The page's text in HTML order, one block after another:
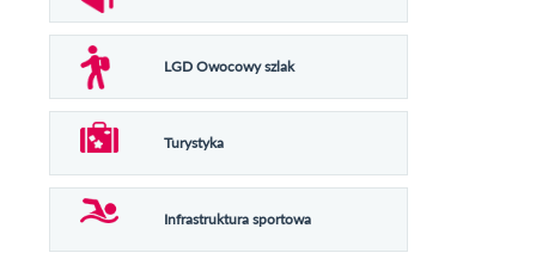
LGD Owocowy szlak
Turystyka
Infrastruktura sportowa